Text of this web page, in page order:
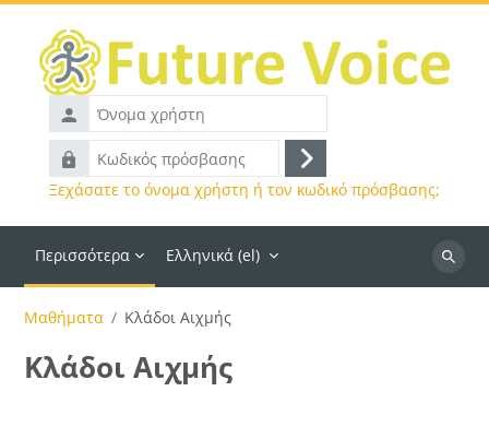
Όνομα
χρήστη
Κωδικός
πρόσβασης
Σύνδεση
Ξεχάσατε το όνομα χρήστη ή τον κωδικό πρόσβασης;
Περισσότερα Ελληνικά ‎(el)‎
Μαθήματα Κλάδοι Αιχμής
Κλάδοι Αιχμής